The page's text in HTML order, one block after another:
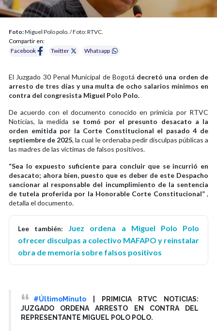
Foto:Miguel Polo polo. / Foto: RTVC.
Compartir en:
Facebook
Twitter Whatsapp
El Juzgado 30 Penal Municipal de Bogotá decretó una orden de
arresto de tres días y una multa de ocho salarios mínimos en
contra del congresista Miguel Polo Polo.
De acuerdo con el documento conocido en primicia por RTVC
Noticias, la medida se tomó por el presunto desacato a la
orden emitida por la Corte Constitucional el pasado 4 de
septiembre de 2025, la cual le ordenaba pedir disculpas públicas a
las madres de las víctimas de falsos positivos.
“Sea lo expuesto suficiente para concluir que se incurrió en
desacato; ahora bien, puesto que es deber de este Despacho
sancionar al responsable del incumplimiento de la sentencia
de tutela proferida por la Honorable Corte Constitucional”,
detalla el documento.
Lee también:
Juez ordena a Miguel Polo Polo
ofrecer disculpas a colectivo MAFAPO y reinstalar
obra de memoria sobre falsos positivos
#ÚltimoMinuto | PRIMICIA RTVC NOTICIAS:
JUZGADO ORDENA ARRESTO EN CONTRA DEL
REPRESENTANTE MIGUEL POLO POLO.